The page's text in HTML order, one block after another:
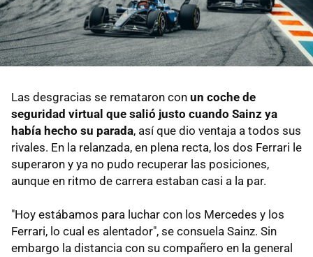
Las desgracias se remataron con un coche de
seguridad virtual que salió justo cuando Sainz ya
había hecho su parada, así que dio ventaja a todos sus
rivales. En la relanzada, en plena recta, los dos Ferrari le
superaron y ya no pudo recuperar las posiciones,
aunque en ritmo de carrera estaban casi a la par.
"Hoy estábamos para luchar con los Mercedes y los
Ferrari, lo cual es alentador", se consuela Sainz. Sin
embargo la distancia con su compañero en la general